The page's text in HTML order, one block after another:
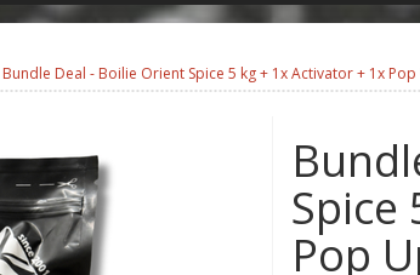
Bundle Deal - Boilie Orient Spice 5 kg + 1x Activator + 1x Pop
Spice
Pop